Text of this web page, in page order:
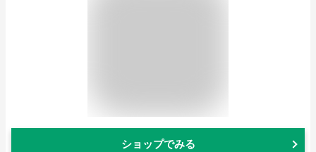
ショップでみる